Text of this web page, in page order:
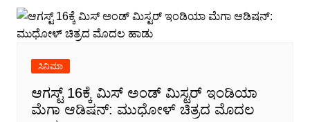
ಸಿನಿಮಾ
ಆಗಸ್ಟ್ 16ಕ್ಕೆ ಮಿಸ್ ಅಂಡ್ ಮಿಸ್ಟರ್ ಇಂಡಿಯಾ
ಮೆಗಾ ಆಡಿಷನ್: ಮುಧೋಳ್ ಚಿತ್ರದ ಮೊದಲ